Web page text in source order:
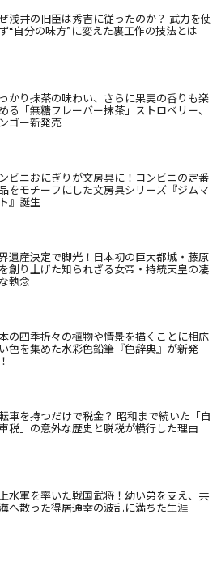
浅井の旧臣は秀吉に従ったのか？ 武力を使
“自分の味方”に変えた裏工作の技法とは
かり抹茶の味わい、さらに果実の香りも楽
る「無糖フレーバー抹茶」ストロベリー、
ゴー新発売
ビニおにぎりが文房具に！コンビニの定番
をモチーフにした文房具シリーズ『ジムマ
』誕生
遺産決定で脚光！日本初の巨大都城・藤原
創り上げた知られざる女帝・持統天皇の凄
執念
の四季折々の植物や情景を描くことに相応
色を集めた水彩色鉛筆『色辞典』が新発
車を持つだけで税金？ 昭和まで続いた「自
税」の意外な歴史と脱税が横行した理由
水軍を率いた戦国武将！幼い弟を支え、共
へ散った得居通幸の波乱に満ちた生涯